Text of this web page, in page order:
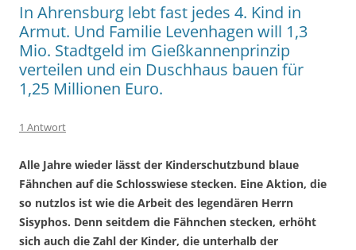
In Ahrensburg lebt fast jedes 4. Kind in
Armut. Und Familie Levenhagen will 1,3
Mio. Stadtgeld im Gießkannenprinzip
verteilen und ein Duschhaus bauen für
1,25 Millionen Euro.
1 Antwort
Alle Jahre wieder lässt der Kinderschutzbund blaue
Fähnchen auf die Schlosswiese stecken. Eine Aktion, die
so nutzlos ist wie die Arbeit des legendären Herrn
Sisyphos. Denn seitdem die Fähnchen stecken, erhöht
sich auch die Zahl der Kinder, die unterhalb der